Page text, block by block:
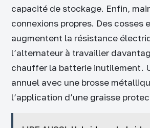
capacité de stockage. Enfin,
connexions propres. Des cosses
augmentent la résistance
l’alternateur à travailler
chauffer la batterie inutilement.
annuel avec une brosse
l’application d’une graisse